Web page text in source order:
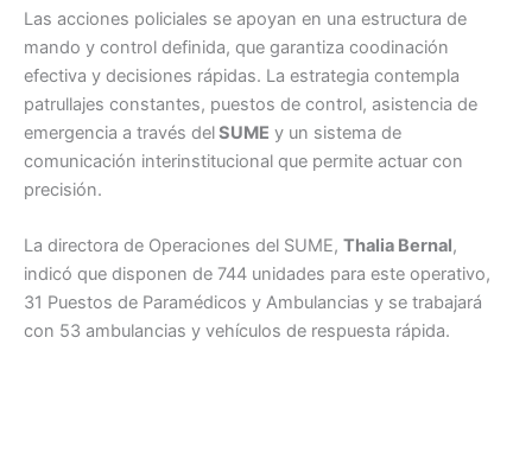
Las acciones policiales se apoyan en una estructura de
mando y control definida, que garantiza coodinación
efectiva y decisiones rápidas. La estrategia contempla
patrullajes constantes, puestos de control, asistencia de
emergencia a través delSUME y un sistema de
comunicación interinstitucional que permite actuar con
precisión.
La directora de Operaciones del SUME, Thalia Bernal,
indicó que disponen de 744 unidades para este operativo,
31 Puestos de Paramédicos y Ambulancias y se trabajará
con 53 ambulancias y vehículos de respuesta rápida.